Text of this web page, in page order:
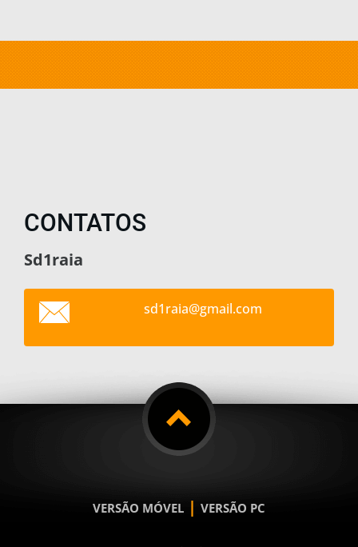
CONTATOS
Sd1raia
sd1raia@gmail.com
VERSÃO MÓVEL | VERSÃO PC